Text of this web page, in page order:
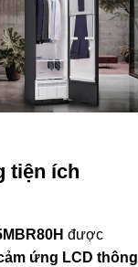
tiện ích
được
ứng LCD thông